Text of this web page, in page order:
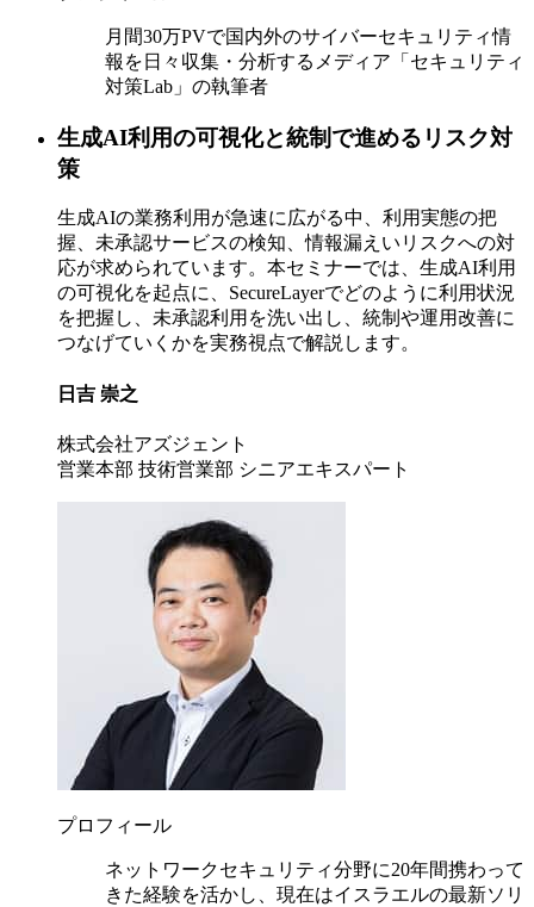
月間30万PVで国内外のサイバーセキュリティ情
報を日々収集・分析するメディア「セキュリティ
対策Lab」の執筆者
生成AI利用の可視化と統制で進めるリスク対
策
生成AIの業務利用が急速に広がる中、利用実態の把
握、未承認サービスの検知、情報漏えいリスクへの対
応が求められています。本セミナーでは、生成AI利用
の可視化を起点に、SecureLayerでどのように利用状況
を把握し、未承認利用を洗い出し、統制や運用改善に
つなげていくかを実務視点で解説します。
日吉 崇之
株式会社アズジェント
営業本部 技術営業部 シニアエキスパート
プロフィール
ネットワークセキュリティ分野に20年間携わって
きた経験を活かし、現在はイスラエルの最新ソリ